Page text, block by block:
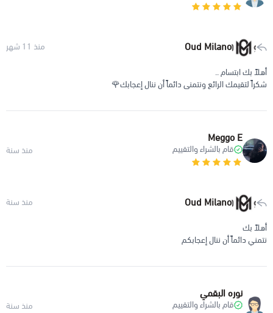
Oud Milano
منذ 11 شهر
أهلاً بك ابتسام ..
شكراً لتقيمك الرائع ونتمنى دائماً أن ننال إعجابك🌹
Meggo E
قام بالشراء والتقييم منذ سنة
Oud Milano
منذ سنة
أهلاً بك
نتمني دائماً أن ننال إعجابكم
نوره البقمي
قام بالشراء والتقييم منذ سنة